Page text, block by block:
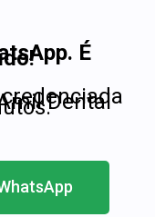
É
Dental